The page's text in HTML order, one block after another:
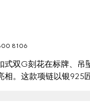
8106
式双G刻花在标牌、
相。这款项链以银925